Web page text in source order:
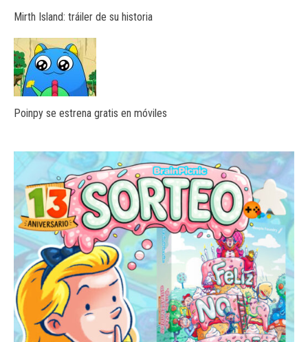
Mirth Island: tráiler de su historia
Poinpy se estrena gratis en móviles